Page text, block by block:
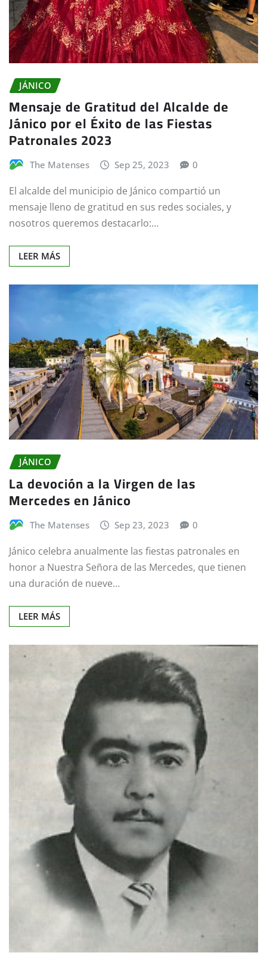
JÁNICO
Mensaje de Gratitud del Alcalde de
Jánico por el Éxito de las Fiestas
Patronales 2023
The Matenses Sep 25, 2023 0
El alcalde del municipio de Jánico compartió un
mensaje lleno de gratitud en sus redes sociales, y
nosotros queremos destacarlo:…
LEER MÁS
JÁNICO
La devoción a la Virgen de las
Mercedes en Jánico
The Matenses Sep 23, 2023 0
Jánico celebra anualmente las fiestas patronales en
honor a Nuestra Señora de las Mercedes, que tienen
una duración de nueve…
LEER MÁS